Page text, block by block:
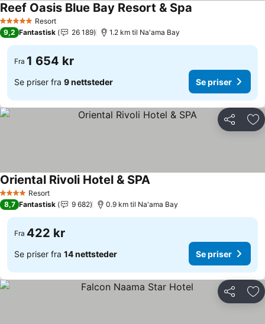
5 Stjerner Resort
Reef Oasis Blue Bay Resort & Spa
9,2 Fantastisk 26 189 1.2 km til Na'ama Bay
Fra 1 654 kr
Se priser fra 9 nettsteder Se priser
Del
4 StjernerResort
Oriental Rivoli Hotel & SPA
8,7 Fantastisk 9 682 0.9 km til Na'ama Bay
Fra 422 kr
Se priser fra 14 nettsteder Se priser
Del